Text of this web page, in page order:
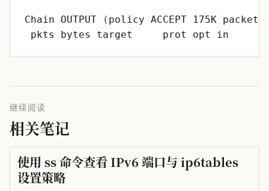
Chain OUTPUT ( policy ACCEPT 175K
pkts bytes target     prot opt in
继续阅读
相关笔记
使用 ss 命令查看 IPv6 端口与 ip6tables
设置策略